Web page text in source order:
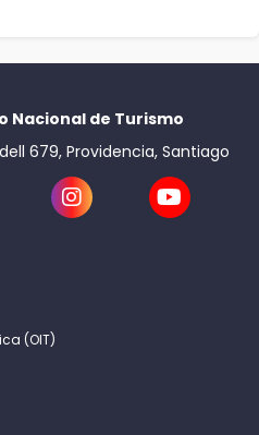
Nacional de Turismo
679, Providencia, Santiago
(OIT)